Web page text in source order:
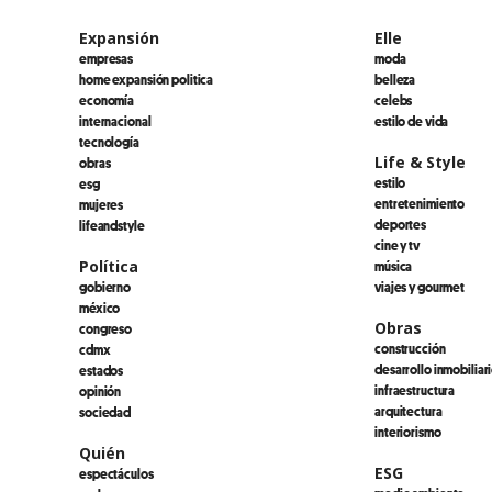
Expansión
empresas
home expansión politica
economía
internacional
tecnología
obras
esg
mujeres
lifeandstyle
Política
gobierno
méxico
congreso
cdmx
estados
opinión
sociedad
Quién
espectáculos
Elle
moda
belleza
celebs
estilo de vida
Life & Style
estilo
entretenimiento
deportes
cine y tv
música
viajes y gourmet
Obras
construcción
desarrollo
infraestructura
arquitectura
interiorismo
ESG